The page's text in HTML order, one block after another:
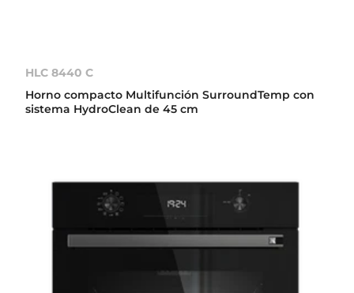
HLC 8440 C
Horno compacto Multifunción SurroundTemp con
sistema HydroClean de 45 cm